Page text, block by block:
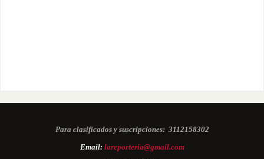
Para clasificados y suscripciones: 3112158302
Email: lareporteria@gmail.com